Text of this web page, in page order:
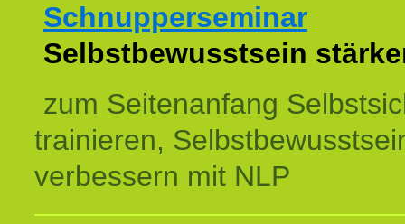
Schnupperseminar
Selbstbewusstsein
zum Seitenanfang
trainieren,
verbessern mit NLP